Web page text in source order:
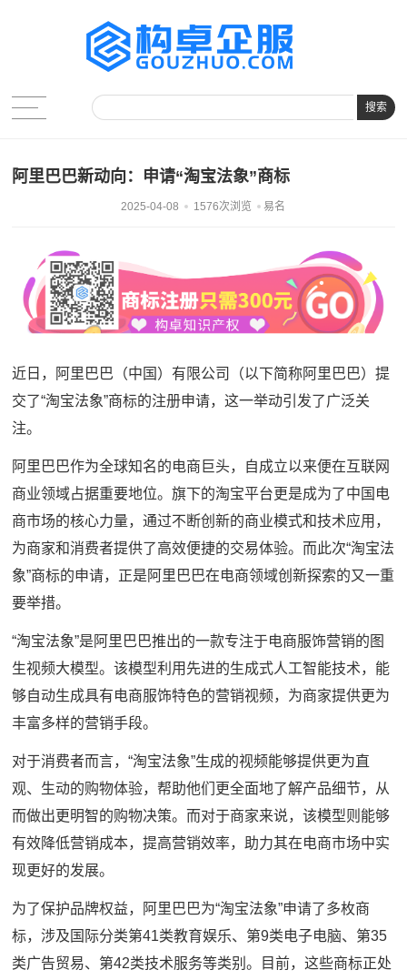
搜索
阿里巴巴新动向：申请“淘宝法象”商标
2025-04-08 1576次浏览 易名
近日，阿里巴巴（中国）有限公司（以下简称阿里巴巴）提
交了“淘宝法象”商标的注册申请，这一举动引发了广泛关
注。
阿里巴巴作为全球知名的电商巨头，自成立以来便在互联网
商业领域占据重要地位。旗下的淘宝平台更是成为了中国电
商市场的核心力量，通过不断创新的商业模式和技术应用，
为商家和消费者提供了高效便捷的交易体验。而此次“淘宝法
象”商标的申请，正是阿里巴巴在电商领域创新探索的又一重
要举措。
“淘宝法象”是阿里巴巴推出的一款专注于电商服饰营销的图
生视频大模型。该模型利用先进的生成式人工智能技术，能
够自动生成具有电商服饰特色的营销视频，为商家提供更为
丰富多样的营销手段。
对于消费者而言，“淘宝法象”生成的视频能够提供更为直
观、生动的购物体验，帮助他们更全面地了解产品细节，从
而做出更明智的购物决策。而对于商家来说，该模型则能够
有效降低营销成本，提高营销效率，助力其在电商市场中实
现更好的发展。
为了保护品牌权益，阿里巴巴为“淘宝法象”申请了多枚商
标，涉及国际分类第41类教育娱乐、第9类电子电脑、第35
类广告贸易、第42类技术服务等类别。目前，这些商标正处